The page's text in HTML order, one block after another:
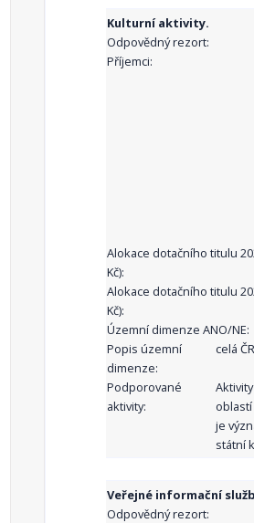
Kulturní aktivity.
Odpovědný rezort:
Příjemci:
Alokace dotačního titulu
Kč):
Alokace dotačního titulu
Kč):
Územní dimenze ANO/NE:
Popis územní
dimenze:
celá ČR
Podporované
aktivity:
je
státní
Veřejné informační
Odpovědný rezort: